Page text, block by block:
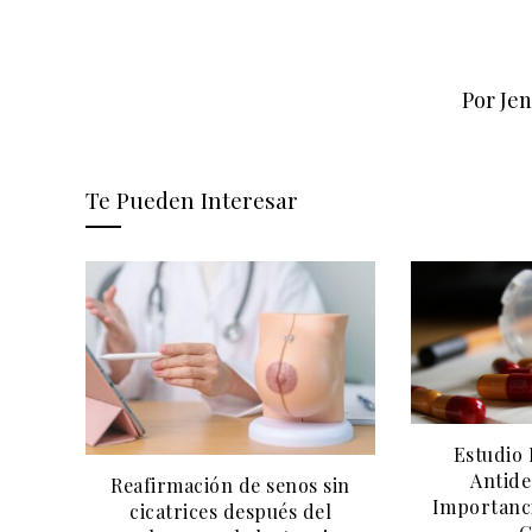
Por
Te Pueden Interesar
Reafirmación de senos sin
cicatrices después del
Estudio